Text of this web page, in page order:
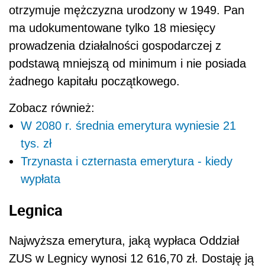
otrzymuje mężczyzna urodzony w 1949. Pan
ma udokumentowane tylko 18 miesięcy
prowadzenia działalności gospodarczej z
podstawą mniejszą od minimum i nie posiada
żadnego kapitału początkowego.
Zobacz również:
W 2080 r. średnia emerytura wyniesie 21
tys. zł
Trzynasta i czternasta emerytura - kiedy
wypłata
Legnica
Najwyższa emerytura, jaką wypłaca Oddział
ZUS w Legnicy wynosi 12 616,70 zł. Dostaję ją